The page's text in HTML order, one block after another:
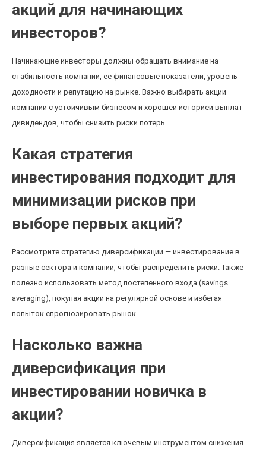
акций для начинающих
инвесторов?
Начинающие инвесторы должны обращать внимание на
стабильность компании, ее финансовые показатели, уровень
доходности и репутацию на рынке. Важно выбирать акции
компаний с устойчивым бизнесом и хорошей историей выплат
дивидендов, чтобы снизить риски потерь.
Какая стратегия
инвестирования подходит для
минимизации рисков при
выборе первых акций?
Рассмотрите стратегию диверсификации — инвестирование в
разные сектора и компании, чтобы распределить риски. Также
полезно использовать метод постепенного входа (savings
averaging), покупая акции на регулярной основе и избегая
попыток спрогнозировать рынок.
Насколько важна
диверсификация при
инвестировании новичка в
акции?
Диверсификация является ключевым инструментом снижения